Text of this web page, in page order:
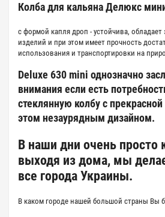
Колба для кальяна Делюкс
с формой капля дроп - устойчива, обладает
изделий и при этом имеет прочность
использования и транспортировки на
Deluxe 630 mini однозначно
внимания если есть
стеклянную колбу с
этом незаурядным дизайном.
В наши дни очень просто
выходя из дома, мы
все города Украины.
В каком городе нашей большой страны Вы